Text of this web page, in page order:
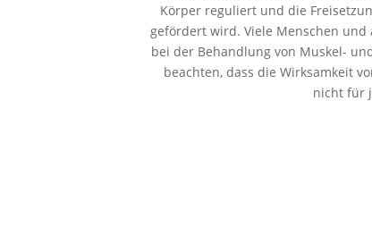
Körper reguliert und die
gefördert wird. Viele Menschen
bei der Behandlung von Muskel-
beachten, dass die Wirksamkeit
nicht für